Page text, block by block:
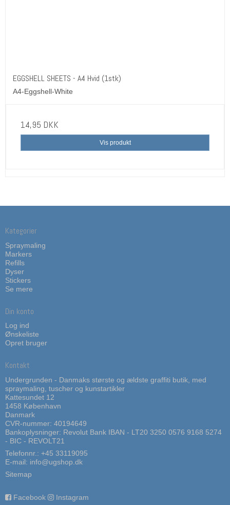
EGGSHELL SHEETS - A4 Hvid (1stk)
A4-Eggshell-White
14,95 DKK
Vis produkt
Kategorier
Spraymaling
Markers
Refills
Dyser
Stickers
Se mere
Din konto
Log ind
Ønskeliste
Opret bruger
Kontakt
Undergrunden - Danmaks største og ældste graffiti butik, med
spraymaling, tuscher og kunstartikler
Kattesundet 12
1458 København
Danmark
CVR-nummer: 40194649
Bankoplysninger: Revolut Bank IBAN - LT20 3250 0576 9168 5274
- BIC - REVOLT21
Telefonnr.: +45 33119095
E-mail: info@ugshop.dk
Sitemap
Facebook Instagram